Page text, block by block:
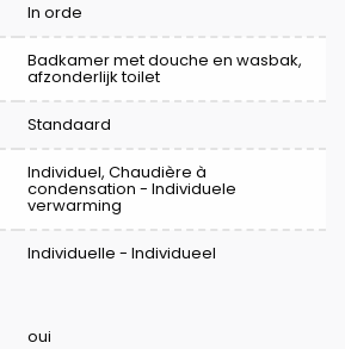
In orde
Badkamer met douche en wasbak,
afzonderlijk toilet
Standaard
Individuel, Chaudière à
condensation - Individuele
verwarming
Individuelle - Individueel
oui